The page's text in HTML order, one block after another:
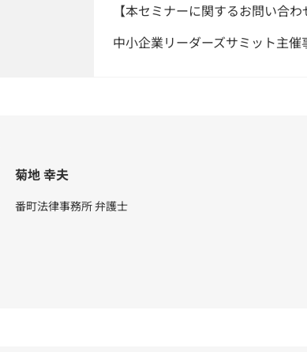
【本セミナーに関するお問い合わ
中小企業リーダーズサミット主催
菊地 幸夫
番町法律事務所 弁護士